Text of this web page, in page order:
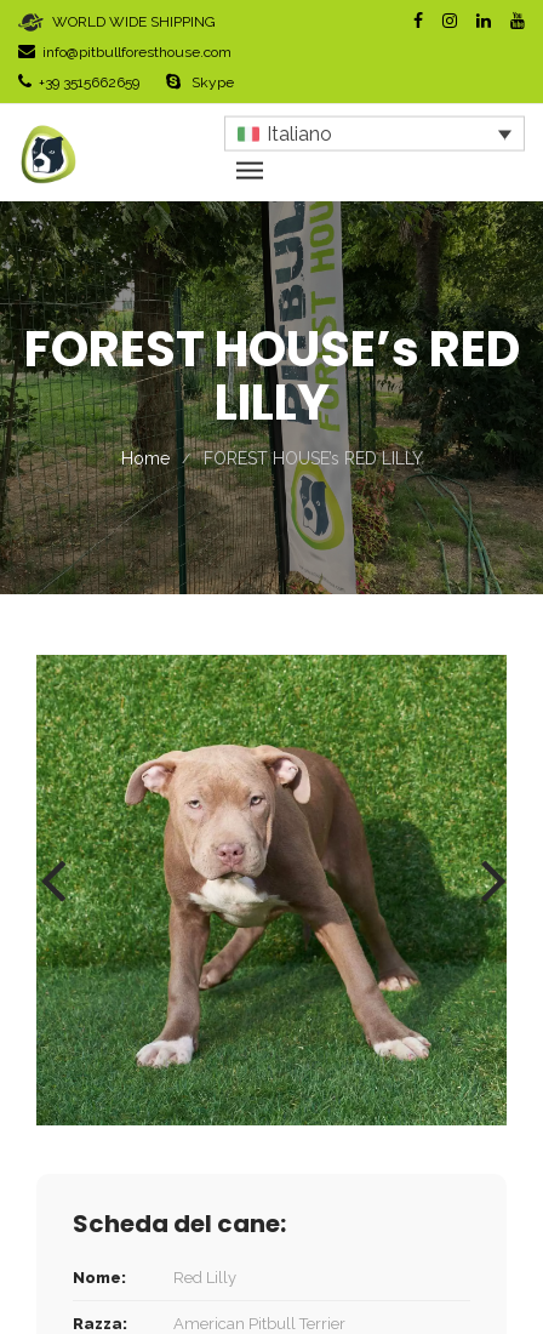
WORLD WIDE SHIPPING
info@pitbullforesthouse.com
+39 3515662659
Skype
Italiano
FOREST HOUSE’s RED
LILLY
Home FOREST HOUSE’s RED LILLY
Scheda del cane:
Nome: Red Lilly
Razza: American Pitbull Terrier